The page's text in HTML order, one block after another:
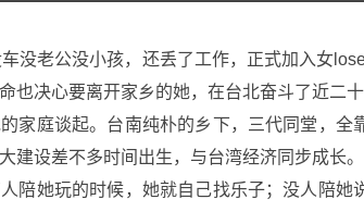
老公没小孩，还丢了工作，正式加入女
也决心要离开家乡的她，在台北奋斗了近二十
庭谈起。台南纯朴的乡下，三代同堂，全
建设差不多时间出生，与台湾经济同步成长。
她玩的时候，她就自己找乐子；没人陪她